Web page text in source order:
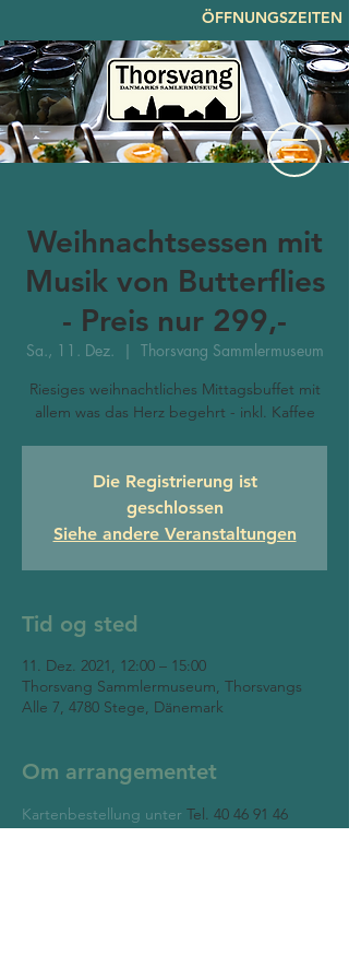
ÖFFNUNGSZEITEN
Weihnachtsessen mit
Musik von Butterflies
- Preis nur 299,-
Sa., 11. Dez.
  |
Thorsvang Sammlermuseum
Riesiges weihnachtliches Mittagsbuffet mit
allem was das Herz begehrt - inkl. Kaffee
Die Registrierung ist
geschlossen
Siehe andere Veranstaltungen
Tid og sted
11. Dez. 2021, 12:00 – 15:00
Thorsvang Sammlermuseum, Thorsvangs
Alle 7, 4780 Stege, Dänemark
Om arrangementet
Kartenbestellung unter Tel. 40 46 91 46